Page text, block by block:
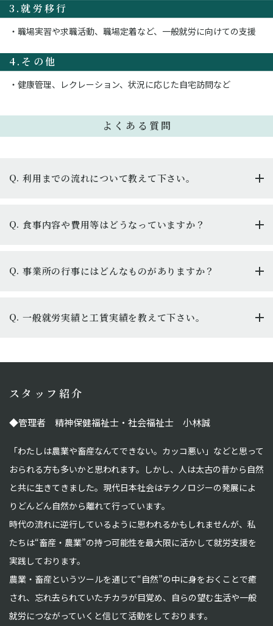
3.就労移行
職場実習や求職活動、職場定着など、一般就労に向けての支援
4.その他
健康管理、レクレーション、状況に応じた自宅訪問など
よくある質問
Q. 利用までの流れについて教えて下さい。
Q. 食事内容や費用等はどうなっていますか？
Q. 事業所の行事にはどんなものがありますか？
Q. 一般就労実績と工賃実績を教えて下さい。
スタッフ紹介
◆管理者 精神保健福祉士・社会福祉士 小林誠
「わたしは農業や畜産なんてできない。カッコ悪い」などと思って
おられる方も多いかと思われます。しかし、人は太古の昔から自然
と共に生きてきました。現代日本社会はテクノロジーの発展によ
りどんどん自然から離れて行っています。
時代の流れに逆行しているように思われるかもしれませんが、私
たちは“畜産・農業”の持つ可能性を最大限に活かして就労支援を
実践しております。
農業・畜産というツールを通じて“自然”の中に身をおくことで癒
され、忘れ去られていたチカラが目覚め、自らの望む生活や一般
就労につながっていくと信じて活動をしております。